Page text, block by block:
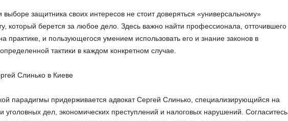
выборе защитника своих интересов не стоит доверяться «универсальному»
который берется за любое дело. Здесь важно найти профессионала, отточившего
практике, и пользующегося умением использовать его и знание законов в
тактики в каждом конкретном случае.
Слинько в Киеве
парадигмы придерживается адвокат Сергей Слинько, специализирующийся на
уголовных дел, экономических преступлений и налоговых нарушений. Согласитесь,